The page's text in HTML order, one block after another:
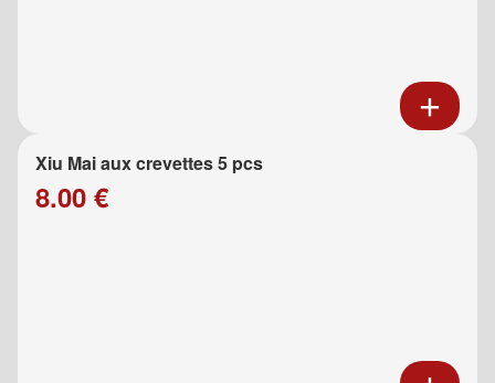
Xiu Mai aux crevettes 5 pcs
8.00 €